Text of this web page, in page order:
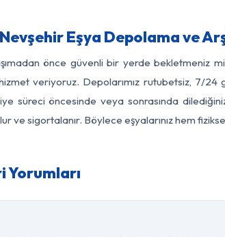
Eşya Depolama ve
önce güvenli bir yerde
veriyoruz. Depolarımız rutubetsiz, 7/
süreci öncesinde veya sonrasında
ve sigortalanır. Böylece eşyalarınız hem
Yorumları